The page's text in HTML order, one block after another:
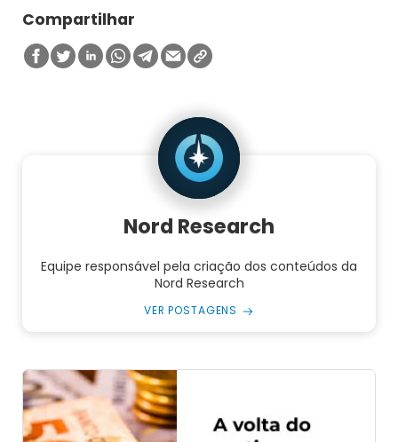
Compartilhar
Nord Research
Equipe responsável pela criação dos conteúdos da
Nord Research
VER POSTAGENS